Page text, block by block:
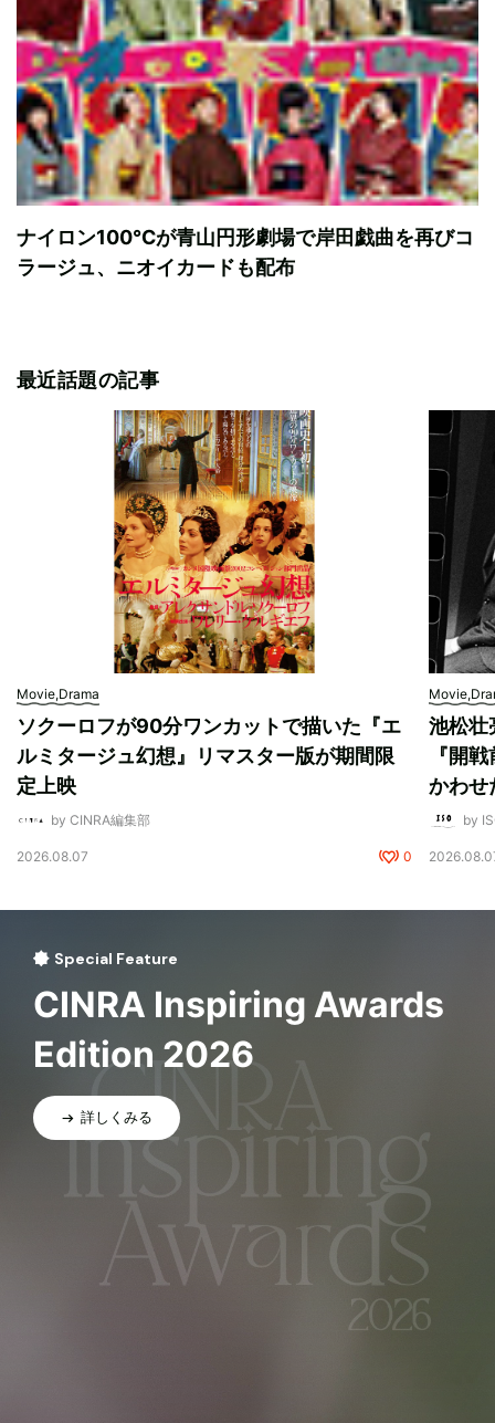
ナイロン100℃が青山円形劇場で岸田戯曲を再びコ
ラージュ、ニオイカードも配布
最近話題の記事
Movie,Drama
ソクーロフが90分ワンカットで描いた『エ
ルミタージュ幻想』リマスター版が期間限
定上映
by CINRA編集部
2026.08.07 0
池松壮
『開
かわせ
by
Special Feature
CINRA Inspiring Awards
Edition 2026
詳しくみる